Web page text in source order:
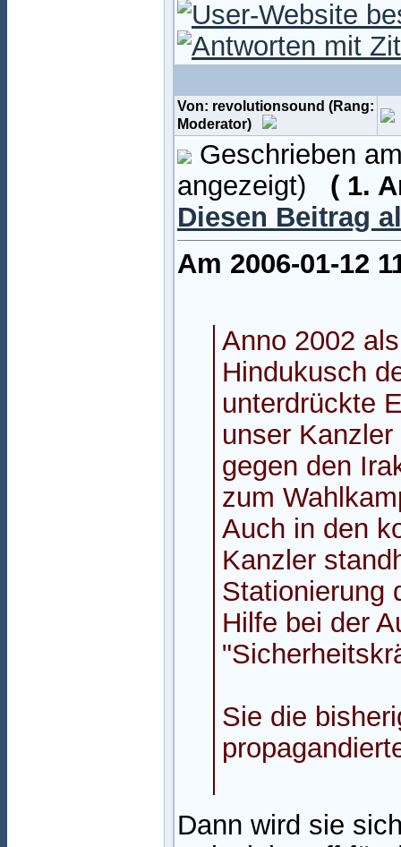
Von: revolutionsound (Rang:
Moderator)
Geschrieben
angezeigt) ( 1.
Diesen Beitrag
Am 2006-01-12
Anno 2002
Hindukusch
unterdrückte
unser
gegen den
zum
Auch in den
Kanzler
Stationierung
Hilfe bei der
Sie die
Dann wird sie